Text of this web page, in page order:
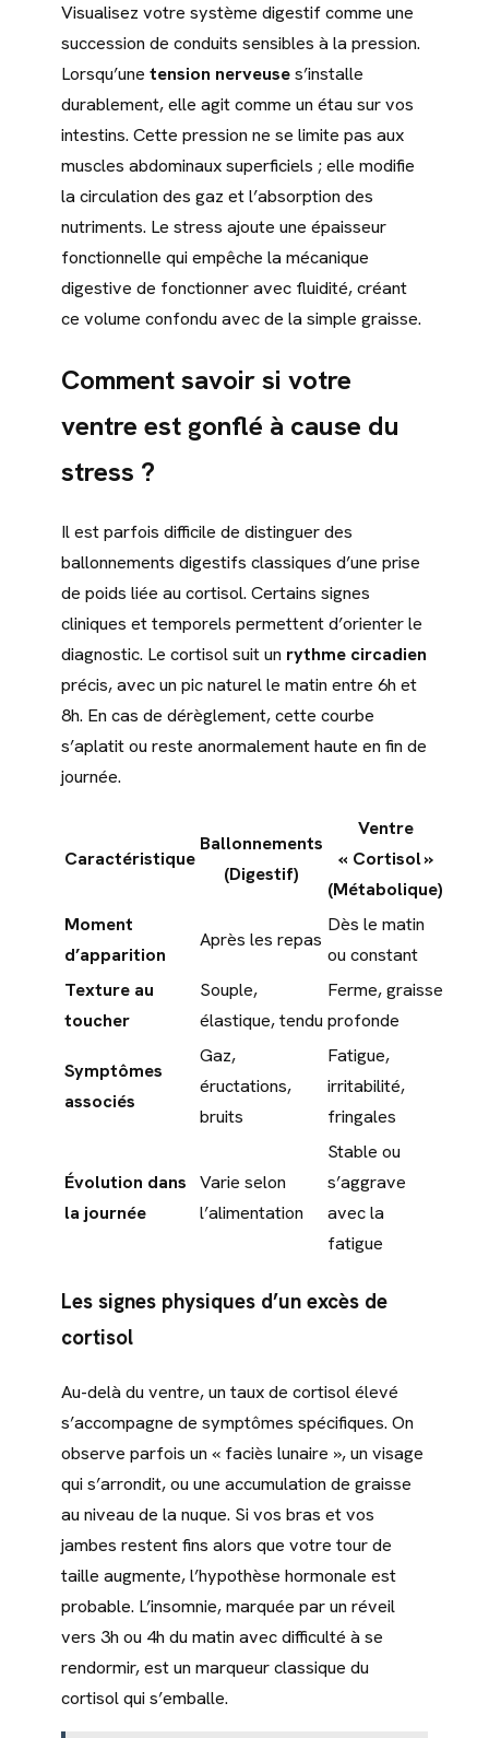
Visualisez votre système digestif comme une
succession de conduits sensibles à la pression.
Lorsqu’une tension nerveuses’installe
durablement, elle agit comme un étau sur vos
intestins. Cette pression ne se limite pas aux
muscles abdominaux superficiels ; elle modifie
la circulation des gaz et l’absorption des
nutriments. Le stress ajoute une épaisseur
fonctionnelle qui empêche la mécanique
digestive de fonctionner avec fluidité, créant
ce volume confondu avec de la simple graisse.
Comment savoir si votre
ventre est gonflé à cause du
stress ?
Il est parfois difficile de distinguer des
ballonnements digestifs classiques d’une prise
de poids liée au cortisol. Certains signes
cliniques et temporels permettent d’orienter le
diagnostic. Le cortisol suit un rythme circadien
précis, avec un pic naturel le matin entre 6h et
8h. En cas de dérèglement, cette courbe
s’aplatit ou reste anormalement haute en fin de
journée.
Caractéristique
Ballonnements
(Digestif)
Ventre
« Cortisol »
(Métabolique)
Moment
d’apparition
Après les repas
Dès le matin
ou constant
Texture au
toucher
Souple,
élastique, tendu
Ferme, graisse
profonde
Symptômes
associés
Gaz,
éructations,
bruits
Fatigue,
irritabilité,
fringales
Évolution dans
la journée
Varie selon
l’alimentation
Stable ou
s’aggrave
avec la
fatigue
Les signes physiques d’un excès de
cortisol
Au-delà du ventre, un taux de cortisol élevé
s’accompagne de symptômes spécifiques. On
observe parfois un « faciès lunaire », un visage
qui s’arrondit, ou une accumulation de graisse
au niveau de la nuque. Si vos bras et vos
jambes restent fins alors que votre tour de
taille augmente, l’hypothèse hormonale est
probable. L’insomnie, marquée par un réveil
vers 3h ou 4h du matin avec difficulté à se
rendormir, est un marqueur classique du
cortisol qui s’emballe.